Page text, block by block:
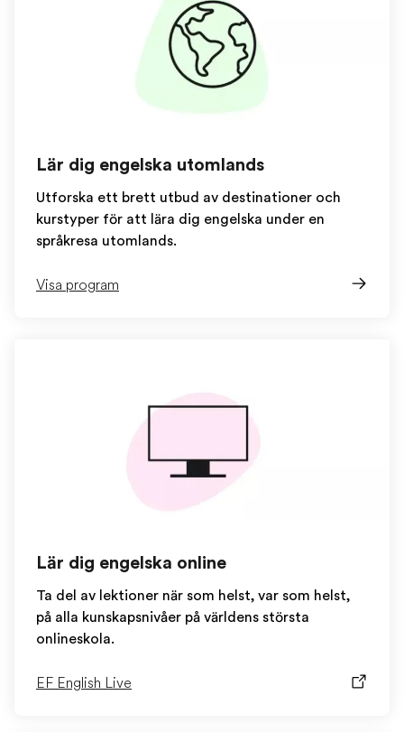
Lär dig engelska utomlands
Utforska ett brett utbud av destinationer och
kurstyper för att lära dig engelska under en
språkresa utomlands.
Visa program
Lär dig engelska online
Ta del av lektioner när som helst, var som helst,
på alla kunskapsnivåer på världens största
onlineskola.
EF English Live